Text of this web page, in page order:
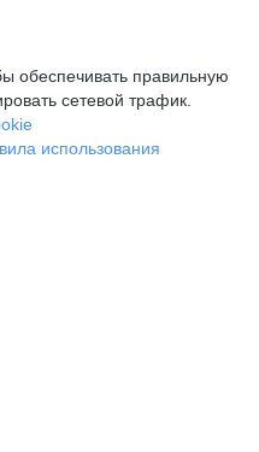
обеспечивать правильную
сетевой трафик.
использования